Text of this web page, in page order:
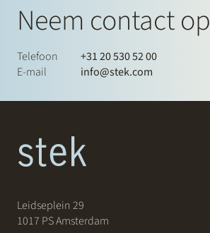
Neem contact op
Telefoon
+31 20 530 52 00
E-mail
info@stek.com
Leidseplein 29
1017 PS Amsterdam